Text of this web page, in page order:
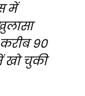
में
90
खो चुकी